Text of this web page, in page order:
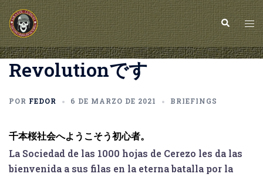
Saltar
al
contenido
Buscar
Revolutionです
POR FEDOR 6 DE MARZO DE 2021 BRIEFINGS
千本桜社会へようこそう初心者。
La Sociedad de las 1000 hojas de Cerezo les da las
bienvenida a sus filas en la eterna batalla por la